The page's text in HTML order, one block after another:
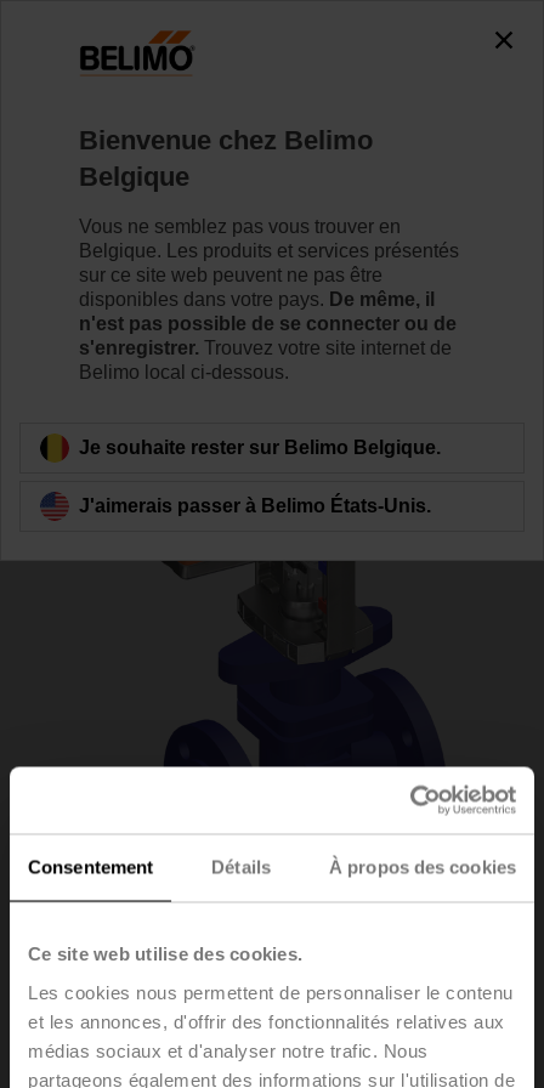
Consentement Détails À propos des cookies
Ce site web utilise des cookies.
Les cookies nous permettent de personnaliser le contenu
et les annonces, d'offrir des fonctionnalités relatives aux
médias sociaux et d'analyser notre trafic. Nous
partageons également des informations sur l'utilisation de
H6015X4-S2/SVC24A-SR-TPC
Pour en savoir plus
Retour a la catégorie de produits
H6015X4-
S2/SVC24A-SR-TPC
Bienvenue chez Belimo
Belgique
Vous ne semblez pas vous trouver en
Belgique. Les produits et services présentés
sur ce site web peuvent ne pas être
disponibles dans votre pays. De même, il
n'est pas possible de se connecter ou de
s'enregistrer. Trouvez votre site internet de
Belimo local ci-dessous.
Je souhaite rester sur Belimo Belgique.
J'aimerais passer à Belimo États-Unis.